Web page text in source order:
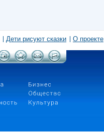
Дети рисуют сказки О проекте